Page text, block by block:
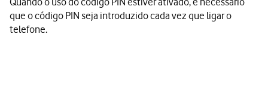
que o código PIN seja introduzido cada vez que ligar o
telefone.